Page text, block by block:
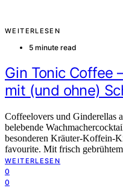
WEITERLESEN
5 minute read
Gin Tonic Coffee
mit (und ohne)
Coffeelovers und Ginderellas
belebende
besonderen Kräuter-Koffein-
favourite. Mit frisch
WEITERLESEN
0
0